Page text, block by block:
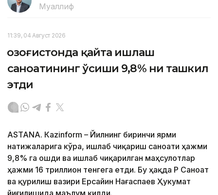
Муаллиф
11:39, 04 Август 2026
Қозоғистонда қайта ишлаш
саноатининг ўсиши 9,8% ни ташкил
этди
ASTANА. Кazinform – Йилнинг биринчи ярми
натижаларига кўра, ишлаб чиқариш саноати ҳажми
9,8% га ошди ва ишлаб чиқарилган маҳсулотлар
ҳажми 16 триллион тенгега етди. Бу ҳақда ҚР Саноат
ва қурилиш вазири Ерсайин Нағаспаев Ҳукумат